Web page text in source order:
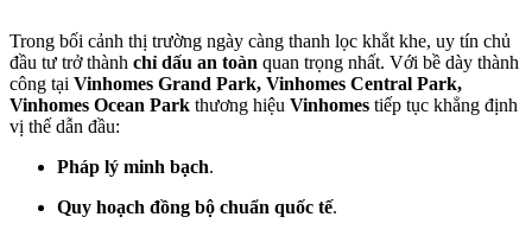
Trong bối cảnh thị trường ngày càng thanh lọc khắt khe, uy tín chủ
đầu tư trở thành chỉ dấu an toàn quan trọng nhất. Với bề dày thành
công tại Vinhomes Grand Park, Vinhomes Central Park,
Vinhomes Ocean Park thương hiệu Vinhomes tiếp tục khẳng định
vị thế dẫn đầu:
Pháp lý minh bạch.
Quy hoạch đồng bộ chuẩn quốc tế.